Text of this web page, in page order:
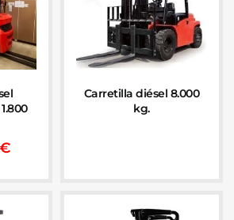
€
Carretilla diésel 8.000
kg.